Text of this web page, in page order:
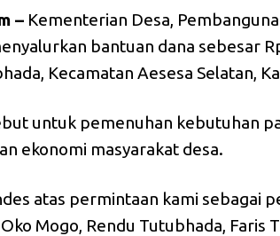
– Kementerian Desa,
bantuan dana sebesar
Kecamatan Aesesa Selatan,
untuk pemenuhan kebutuhan
ekonomi masyarakat desa.
atas permintaan kami sebagai
Mogo, Rendu Tutubhada, Faris